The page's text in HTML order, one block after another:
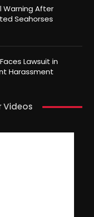
Warning After
Seahorses
Lawsuit in
Harassment
Videos